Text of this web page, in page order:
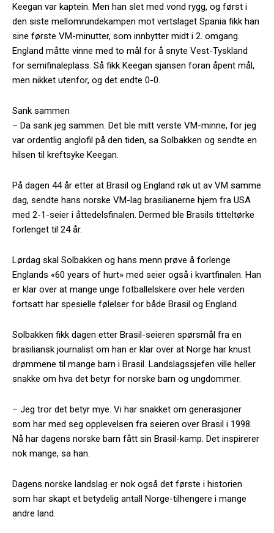
Keegan var kaptein. Men han slet med vond rygg, og først i
den siste mellomrundekampen mot vertslaget Spania fikk han
sine første VM-minutter, som innbytter midt i 2. omgang.
England måtte vinne med to mål for å snyte Vest-Tyskland
for semifinaleplass. Så fikk Keegan sjansen foran åpent mål,
men nikket utenfor, og det endte 0-0.
Sank sammen
– Da sank jeg sammen. Det ble mitt verste VM-minne, for jeg
var ordentlig anglofil på den tiden, sa Solbakken og sendte en
hilsen til kreftsyke Keegan.
På dagen 44 år etter at Brasil og England røk ut av VM samme
dag, sendte hans norske VM-lag brasilianerne hjem fra USA
med 2-1-seier i åttedelsfinalen. Dermed ble Brasils titteltørke
forlenget til 24 år.
Lørdag skal Solbakken og hans menn prøve å forlenge
Englands «60 years of hurt» med seier også i kvartfinalen. Han
er klar over at mange unge fotballelskere over hele verden
fortsatt har spesielle følelser for både Brasil og England.
Solbakken fikk dagen etter Brasil-seieren spørsmål fra en
brasiliansk journalist om han er klar over at Norge har knust
drømmene til mange barn i Brasil. Landslagssjefen ville heller
snakke om hva det betyr for norske barn og ungdommer.
– Jeg tror det betyr mye. Vi har snakket om generasjoner
som har med seg opplevelsen fra seieren over Brasil i 1998.
Nå har dagens norske barn fått sin Brasil-kamp. Det inspirerer
nok mange, sa han.
Dagens norske landslag er nok også det første i historien
som har skapt et betydelig antall Norge-tilhengere i mange
andre land.